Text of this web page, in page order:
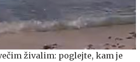
živalim: poglejte, kam je